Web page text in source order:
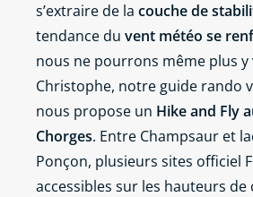
s’extraire de la couche de
tendance du vent météo se
nous ne pourrons même plus y
Christophe, notre guide rando
nous propose un Hike and Fly
Chorges. Entre Champsaur et
Ponçon, plusieurs sites officiel
accessibles sur les hauteurs de